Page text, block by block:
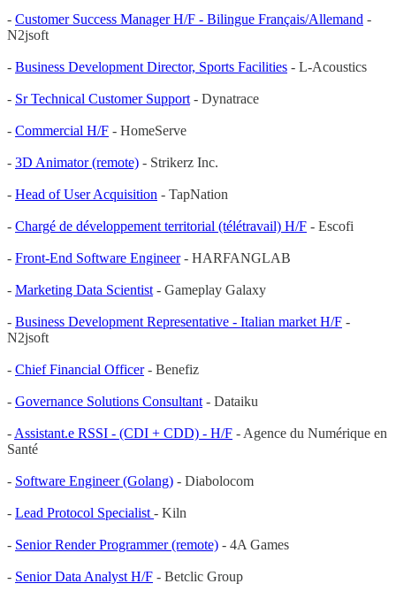
- Customer Success Manager H/F - Bilingue Français/Allemand -
N2jsoft
- Business Development Director, Sports Facilities - L-Acoustics
- Sr Technical Customer Support - Dynatrace
- Commercial H/F - HomeServe
- 3D Animator (remote) - Strikerz Inc.
- Head of User Acquisition - TapNation
- Chargé de développement territorial (télétravail) H/F - Escofi
- Front-End Software Engineer- HARFANGLAB
- Marketing Data Scientist - Gameplay Galaxy
- Business Development Representative - Italian market H/F -
N2jsoft
- Chief Financial Officer- Benefiz
- Governance Solutions Consultant - Dataiku
- Assistant.e RSSI - (CDI + CDD) - H/F - Agence du Numérique en
Santé​
- Software Engineer (Golang) - Diabolocom
- Lead Protocol Specialist - Kiln
- Senior Render Programmer (remote) - 4A Games
- Senior Data Analyst H/F - Betclic Group